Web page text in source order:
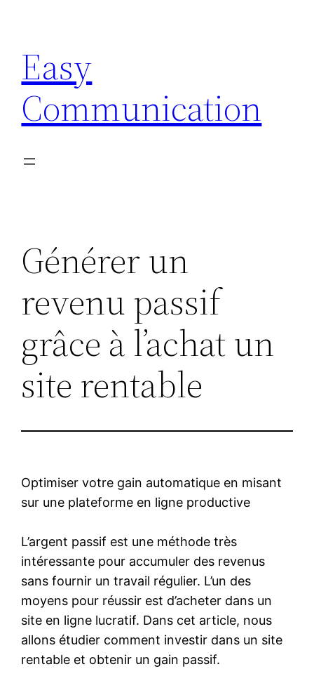
contenu
Easy
Communication
Générer un
revenu passif
grâce à l’achat un
site rentable
Optimiser votre gain automatique en misant
sur une plateforme en ligne productive
L’argent passif est une méthode très
intéressante pour accumuler des revenus
sans fournir un travail régulier. L’un des
moyens pour réussir est d’acheter dans un
site en ligne lucratif. Dans cet article, nous
allons étudier comment investir dans un site
rentable et obtenir un gain passif.